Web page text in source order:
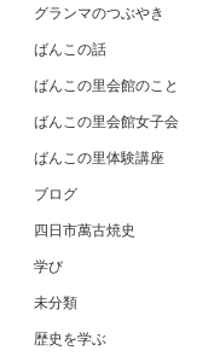
グランマのつぶやき
ばんこの話
ばんこの里会館のこと
ばんこの里会館女子会
ばんこの里体験講座
ブログ
四日市萬古焼史
学び
未分類
歴史を学ぶ